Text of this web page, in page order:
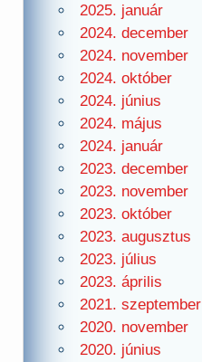
2025. január
2024. december
2024. november
2024. október
2024. június
2024. május
2024. január
2023. december
2023. november
2023. október
2023. augusztus
2023. július
2023. április
2021. szeptember
2020. november
2020. június